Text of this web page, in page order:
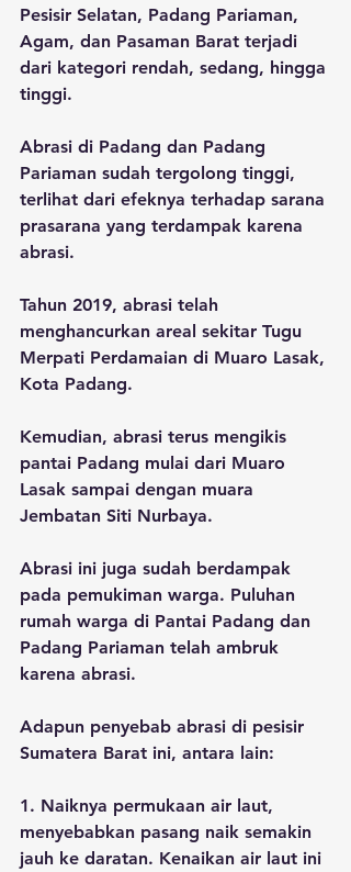
Pesisir Selatan, Padang Pariaman,
Agam, dan Pasaman Barat terjadi
dari kategori rendah, sedang, hingga
tinggi.
Abrasi di Padang dan Padang
Pariaman sudah tergolong tinggi,
terlihat dari efeknya terhadap sarana
prasarana yang terdampak karena
abrasi.
Tahun 2019, abrasi telah
menghancurkan areal sekitar Tugu
Merpati Perdamaian di Muaro Lasak,
Kota Padang.
Kemudian, abrasi terus mengikis
pantai Padang mulai dari Muaro
Lasak sampai dengan muara
Jembatan Siti Nurbaya.
Abrasi ini juga sudah berdampak
pada pemukiman warga. Puluhan
rumah warga di Pantai Padang dan
Padang Pariaman telah ambruk
karena abrasi.
Adapun penyebab abrasi di pesisir
Sumatera Barat ini, antara lain:
1. Naiknya permukaan air laut,
menyebabkan pasang naik semakin
jauh ke daratan. Kenaikan air laut ini